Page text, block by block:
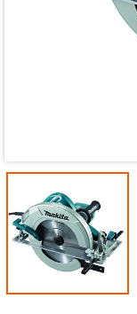
Ngày hết hạn:
Điều kiện: